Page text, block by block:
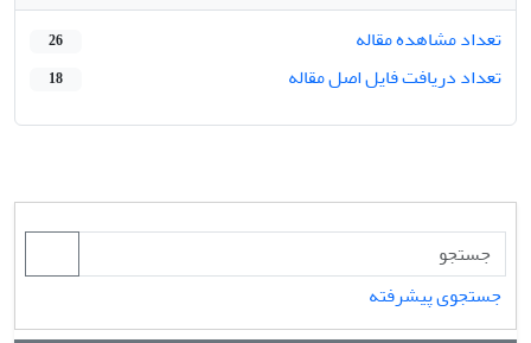
تعداد مشاهده مقاله
26
تعداد دریافت فایل اصل مقاله 18
جستجوی پیشرفته